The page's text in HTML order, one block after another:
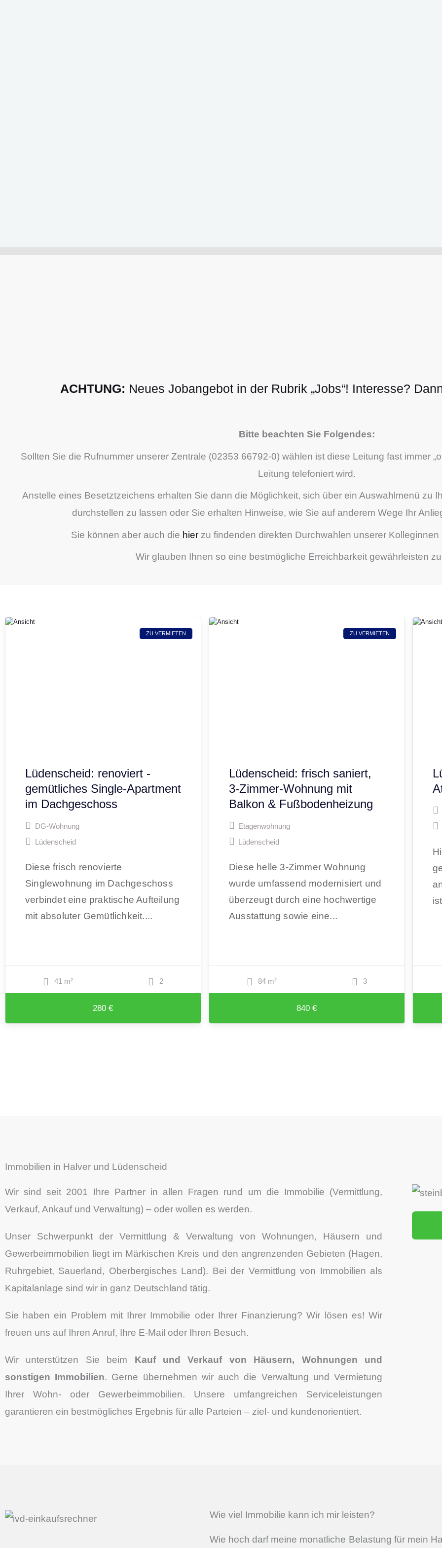
ACHTUNG: Neues Jobangebot in der Rubrik „Jobs“! Interesse?
Bitte beachten Sie Folgendes:
Sollten Sie die Rufnummer unserer Zentrale (02353 66792-0) wählen ist diese Leitung fast immer
Leitung telefoniert wird.
Anstelle eines Besetztzeichens erhalten Sie dann die Möglichkeit, sich über ein Auswahlmenü zu
durchstellen zu lassen oder Sie erhalten Hinweise, wie Sie auf anderem Wege Ihr
Sie können aber auch die hier zu findenden direkten Durchwahlen unserer
Wir glauben Ihnen so eine bestmögliche Erreichbarkeit gewährleisten
Lüdenscheid: renoviert -
gemütliches Single-Apartment
im Dachgeschoss
DG-Wohnung
Lüdenscheid
Diese frisch renovierte
Singlewohnung im Dachgeschoss
verbindet eine praktische Aufteilung
mit absoluter Gemütlichkeit....
41 m² 2
280 €
ZU VERMIETEN
Lüdenscheid: frisch saniert,
3-Zimmer-Wohnung mit
Balkon & Fußbodenheizung
Etagenwohnung
Lüdenscheid
Diese helle 3-Zimmer Wohnung
wurde umfassend modernisiert und
überzeugt durch eine hochwertige
Ausstattung sowie eine...
84 m² 3
840 €
ZU VERMIETEN
Immobilien in Halver und Lüdenscheid
Wir sind seit 2001 Ihre Partner in allen Fragen rund um die Immobilie (Vermittlung,
Verkauf, Ankauf und Verwaltung) – oder wollen es werden.
Unser Schwerpunkt der Vermittlung & Verwaltung von Wohnungen, Häusern und
Gewerbeimmobilien liegt im Märkischen Kreis und den angrenzenden Gebieten (Hagen,
Ruhrgebiet, Sauerland, Oberbergisches Land). Bei der Vermittlung von Immobilien als
Kapitalanlage sind wir in ganz Deutschland tätig.
Sie haben ein Problem mit Ihrer Immobilie oder Ihrer Finanzierung? Wir lösen es! Wir
freuen uns auf Ihren Anruf, Ihre E-Mail oder Ihren Besuch.
Wir unterstützen Sie beim Kauf und Verkauf von Häusern, Wohnungen und
sonstigen Immobilien. Gerne übernehmen wir auch die Verwaltung und Vermietung
Ihrer Wohn- oder Gewerbeimmobilien. Unsere umfangreichen Serviceleistungen
garantieren ein bestmögliches Ergebnis für alle Parteien – ziel- und kundenorientiert.
Wie viel Immobilie kann ich mir leisten?
Wie hoch darf meine monatliche Belastung für mein